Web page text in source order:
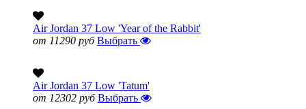
Air Jordan 37 Low 'Year of the Rabbit'
от 11290 руб Выбрать
Air Jordan 37 Low 'Tatum'
от 12302 руб Выбрать